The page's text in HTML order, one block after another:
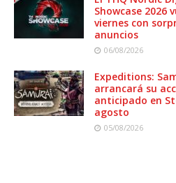
Showcase 2026
viernes con
anuncios
06/08/2026
Expeditions:
arrancará su
anticipado en
agosto
05/08/2026